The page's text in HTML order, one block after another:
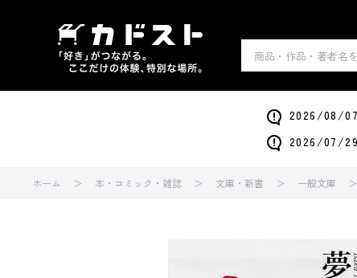
2026/08/
2026/07/
ホーム 本・コミック・雑誌 文庫・新書 一般文庫